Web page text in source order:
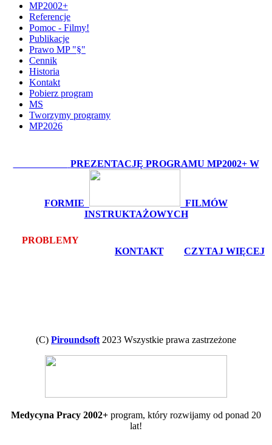
MP2002+
Referencje
Pomoc - Filmy!
Publikacje
Prawo MP "§"
Cennik
Historia
Kontakt
Pobierz program
MS
Tworzymy programy
MP2026
PREZENTACJĘ PROGRAMU MP2002+ W
FORMIE
FILMÓW
INSTRUKTAŻOWYCH
PROBLEMYZ POBRANIEM LUB INSTALACJĄ? -
KONTAKT, lub CZYTAJ WIĘCEJ
(C) Piroundsoft 2023 Wszystkie prawa zastrzeżone
Medycyna Pracy 2002+ program, który rozwijamy od ponad 20
lat!